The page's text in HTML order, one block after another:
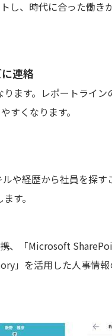
し、時代に合った働き
連絡
ます。レポートライ
すくなります。
や経歴から社員を探す
す。
「Microsoft
」を活用した人事情